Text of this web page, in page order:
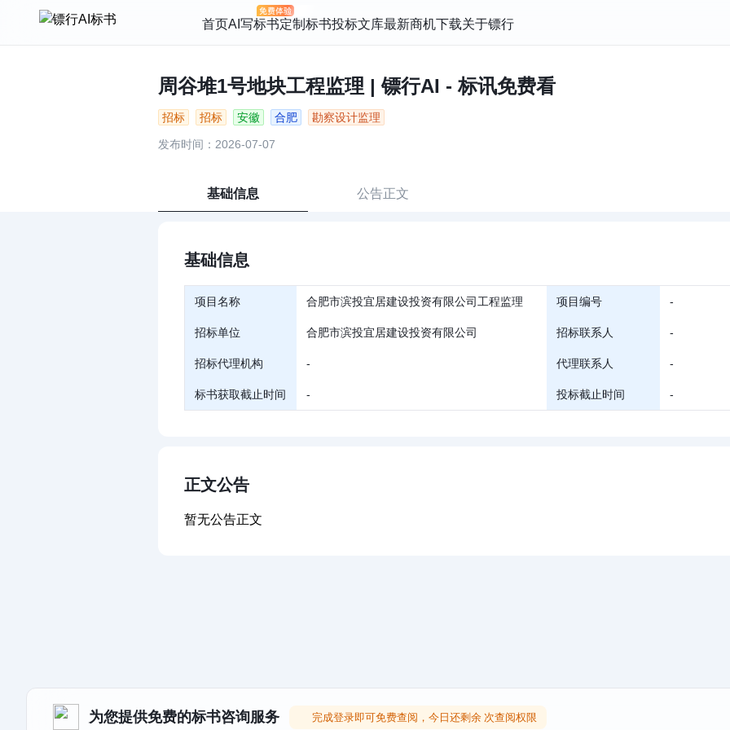
首页AI写标书定制标书投标文库最新商机下载关于镖行
周谷堆1号地块工程监理 | 镖行AI - 标讯免费看
招标 招标 安徽 合肥 勘察设计监理
发布时间：2026-07-07
基础信息 公告正文
基础信息
项目名称 合肥市滨投宜居建设投资有限公司工程监理 项目编号 -
招标单位 合肥市滨投宜居建设投资有限公司 招标联系人 -
招标代理机构 - 代理联系人 -
标书获取截止时间 - 投标截止时间 -
正文公告
暂无公告正文
为您提供免费的标书咨询服务 完成登录即可免费查阅，今日还剩余 次查阅权限